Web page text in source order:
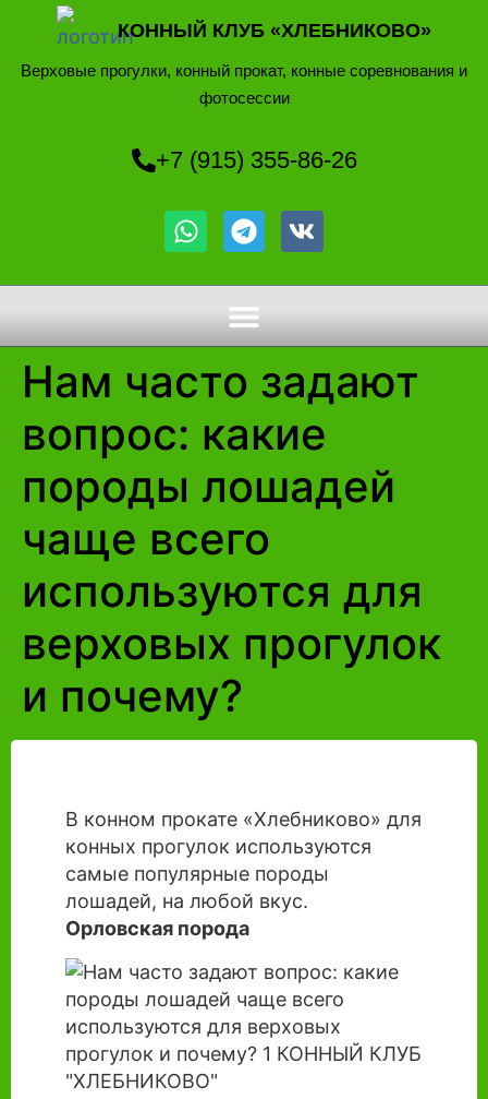
КОННЫЙ КЛУБ «ХЛЕБНИКОВО»
Верховые прогулки, конный прокат, конные соревнования и
фотосессии
+7 (915) 355-86-26
Нам часто задают
вопрос: какие
породы лошадей
чаще всего
используются для
верховых прогулок
и почему?
В конном прокате «Хлебниково» для
конных прогулок используются
самые популярные породы
лошадей, на любой вкус.
Орловская порода